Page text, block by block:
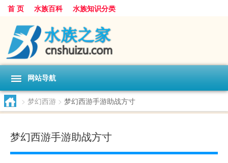
首 页 水族百科 水族知识分类
网站导航
> 梦幻西游 > 梦幻西游手游助战方寸
梦幻西游手游助战方寸